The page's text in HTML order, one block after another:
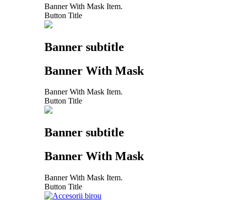
Banner With Mask Item.
Button Title
Banner subtitle
Banner With Mask
Banner With Mask Item.
Button Title
Banner subtitle
Banner With Mask
Banner With Mask Item.
Button Title